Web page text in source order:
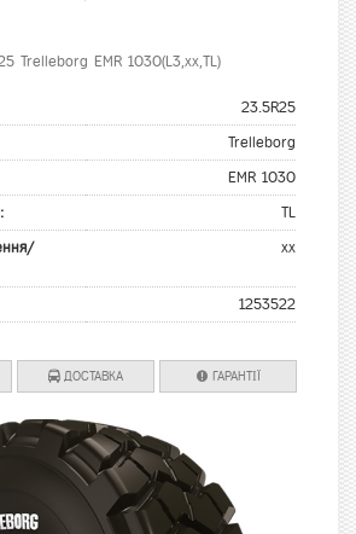
Trelleborg EMR 1030(L3,xx,TL)
23.5R25
Trelleborg
EMR 1030
TL
xx
1253522
ДОСТАВКА ГАРАНТІЇ